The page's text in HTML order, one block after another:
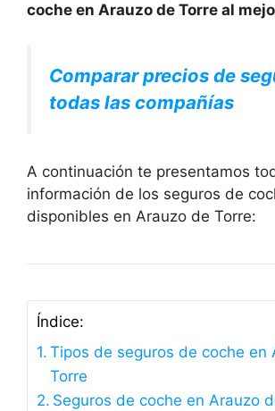
coche en Arauzo de Torre al
Comparar precios de
todas las compañías
A continuación te presentamos
información de los seguros de
disponibles en Arauzo de Torre:
Índice:
Tipos de seguros de coche en
Torre
Seguros de coche en Arauzo